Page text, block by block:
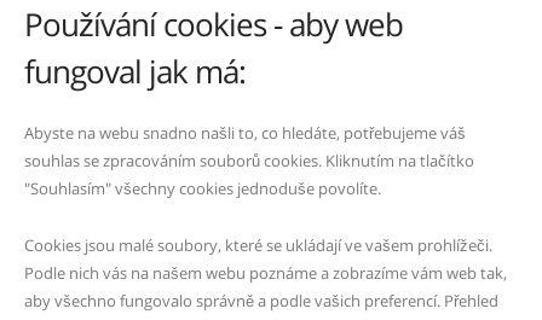
Kontakt
Ochrana osobních údajů
737 825 467| marikova.pavlina@seznam.cz|
IČO: 49188135
Fyzická osoba zapsaná v živnostenském rejstříku
Používání cookies - aby web
fungoval jak má:
Abyste na webu snadno našli to, co hledáte, potřebujeme váš
souhlas se zpracováním souborů cookies. Kliknutím na tlačítko
"Souhlasím" všechny cookies jednoduše povolíte.
Cookies jsou malé soubory, které se ukládají ve vašem prohlížeči.
Podle nich vás na našem webu poznáme a zobrazíme vám web tak,
aby všechno fungovalo správně a podle vašich preferencí. Přehled